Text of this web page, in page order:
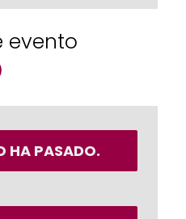
evento
HA PASADO.